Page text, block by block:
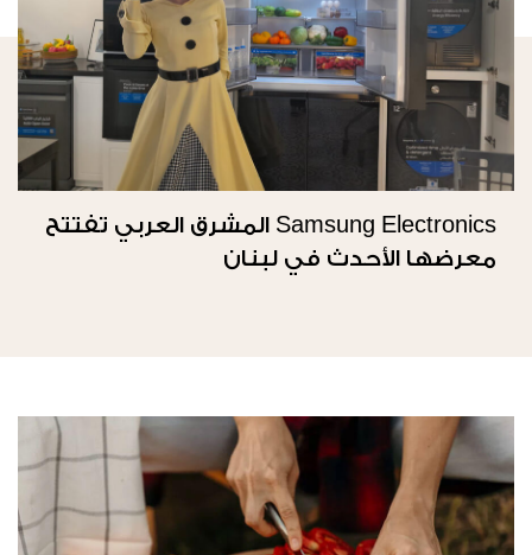
Samsung Electronics المشرق العربي تفتتح
معرضها الأحدث في لبنان